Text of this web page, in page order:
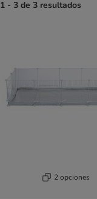
1 - 3 de 3 resultados
2 opciones